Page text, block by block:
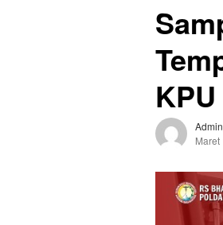
Maret